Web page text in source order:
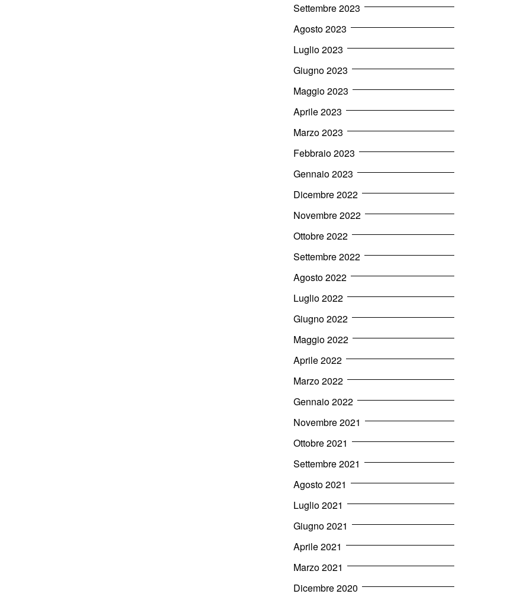
Settembre 2023
Agosto 2023
Luglio 2023
Giugno 2023
Maggio 2023
Aprile 2023
Marzo 2023
Febbraio 2023
Gennaio 2023
Dicembre 2022
Novembre 2022
Ottobre 2022
Settembre 2022
Agosto 2022
Luglio 2022
Giugno 2022
Maggio 2022
Aprile 2022
Marzo 2022
Gennaio 2022
Novembre 2021
Ottobre 2021
Settembre 2021
Agosto 2021
Luglio 2021
Giugno 2021
Aprile 2021
Marzo 2021
Dicembre 2020